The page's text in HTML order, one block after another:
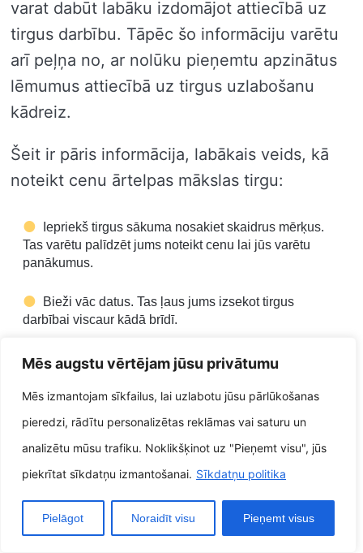
Mēs augstu vērtējam jūsu privātumu
Mēs izmantojam sīkfailus, lai uzlabotu jūsu pārlūkošanas
pieredzi, rādītu personalizētas reklāmas vai saturu un
analizētu mūsu trafiku. Noklikšķinot uz "Pieņemt visu", jūs
piekrītat sīkdatņu izmantošanai. Sīkdatņu politika
Pielāgot Noraidīt visu Pieņemt visus
varat dabūt labāku izdomājot attiecībā uz
tirgus darbību. Tāpēc šo informāciju varētu
arī peļņa no, ar nolūku pieņemtu apzinātus
lēmumus attiecībā uz tirgus uzlabošanu
kādreiz.
Šeit ir pāris informācija, labākais veids, kā
noteikt cenu ārtelpas mākslas tirgu:
Iepriekš tirgus sākuma nosakiet skaidrus mērķus.
Tas varētu palīdzēt jums noteikt cenu lai jūs varētu
panākumus.
Bieži vāc datus. Tas ļaus jums izsekot tirgus
darbībai viscaur kādā brīdī.
Analizējiet datus, ar nolūku noteiktu jomas, kas
strādā tieši laikā, un jomas, kurās nepieciešami
uzlabojumi.
Veiciet korekcijas pieejams tirgū, saskaņā ar
saviem atklājumiem.
pārliecināties, ka jūsu brīvdabas mākslas
tirgus ir trieciens.